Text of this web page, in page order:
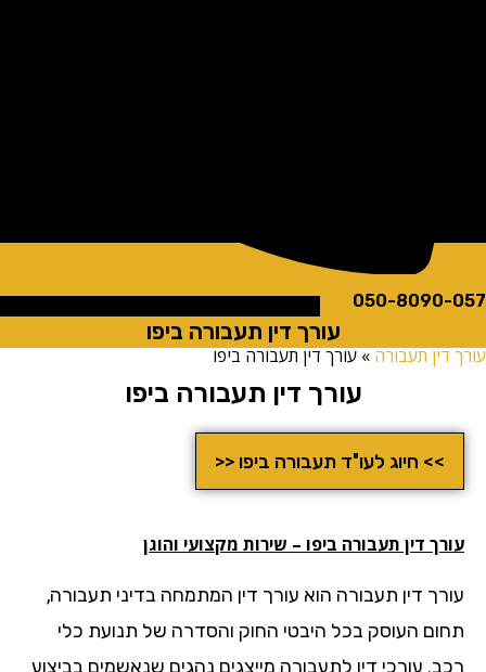
050-
עורך דין תעבורה ביפו
תעבורה»עורך דין תעבורה ביפו
עורך דין תעבורה ביפו
>> חיוג לעו"ד תעבורה ביפו <<
דין תעבורה ביפו – שירות מקצועי והוגן
דין תעבורה הוא עורך דין המתמחה בדיני תעבורה,
העוסק בכל היבטי החוק והסדרה של תנועת כלי
עורכי דין לתעבורה מייצגים נהגים שנאשמים בביצוע